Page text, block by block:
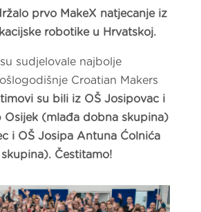
prvo MakeX natjecanje iz
robotike u Hrvatskoj.
sudjelovale najbolje
Croatian Makers
su bili iz OŠ Josipovac i
Osijek (mlađa dobna skupina)
i OŠ Josipa Antuna Ćolnića
Čestitamo!